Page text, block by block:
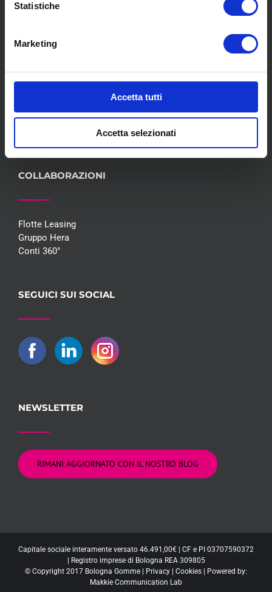
Statistiche
Marketing
Accetta tutti
Accetta selezionati
Chi siamo
Meccanica
Convenzioni
Whisteblowing D.Lgs 24/2023
Promozioni
COLLABORAZIONI
Flotte Leasing
Gruppo Hera
Conti 360°
SEGUICI SUI SOCIAL
NEWSLETTER
RIMANI AGGIORNATO CON IL NOSTRO BLOG
Capitale sociale interamente versato 46.491,00€ | CF e PI 03707590372
| Registro imprese di Bologna REA 309805
© Copyright 2017 Bologna Gomme | Privacy | Cookies | Powered by:
Makkie Communication Lab